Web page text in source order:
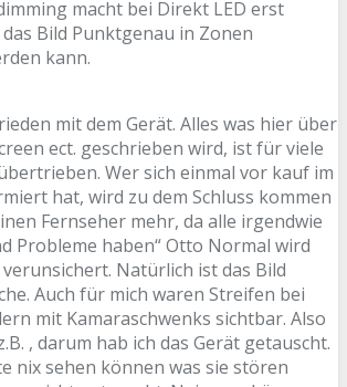
macht bei Direkt LED erst
Bild Punktgenau in Zonen
kann.
mit dem Gerät. Alles was hier über
ect. geschrieben wird, ist für viele
Wer sich einmal vor kauf im
hat, wird zu dem Schluss kommen
Fernseher mehr, da alle irgendwie
Probleme haben“ Otto Normal wird
Natürlich ist das Bild
Auch für mich waren Streifen bei
mit Kamaraschwenks sichtbar. Also
, darum hab ich das Gerät getauscht.
nix sehen können was sie stören